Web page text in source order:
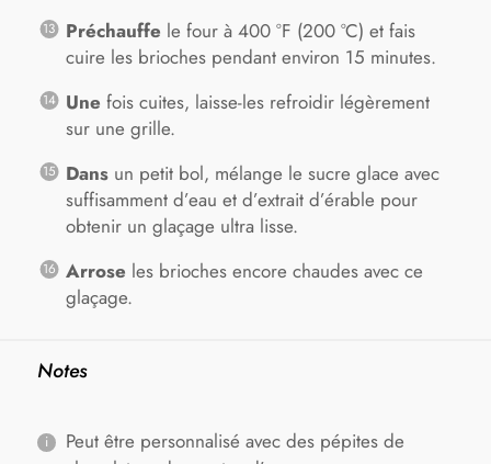
Préchauffe le four à 400 °F (200 °C) et fais
cuire les brioches pendant environ 15 minutes.
Une fois cuites, laisse-les refroidir légèrement
sur une grille.
Dansun petit bol, mélange le sucre glace avec
suffisamment d’eau et d’extrait d’érable pour
obtenir un glaçage ultra lisse.
Arrose les brioches encore chaudes avec ce
glaçage.
Notes
Peut être personnalisé avec des pépites de